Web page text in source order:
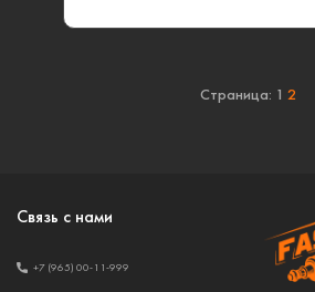
Страница: 1 2
Связь с нами
+7 (965) 00-11-999